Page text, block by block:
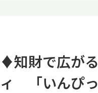
♦知財で広が
ィ 「いんぴ